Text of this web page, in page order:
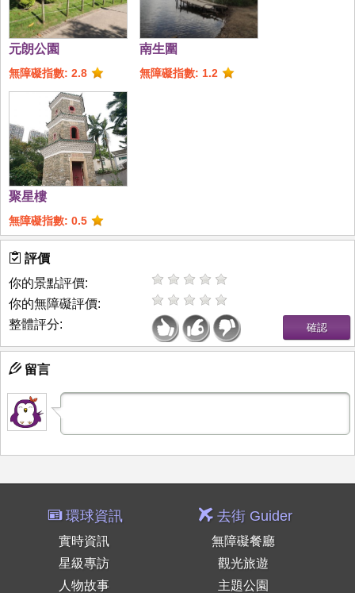
元朗公園
無障礙指數: 2.8
南生圍
無障礙指數: 1.2
聚星樓
無障礙指數: 0.5
評價
你的景點評價:
你的無障礙評價:
整體評分:
留言
環球資訊
實時資訊
星級專訪
人物故事
去街 Guider
無障礙餐廳
觀光旅遊
主題公園